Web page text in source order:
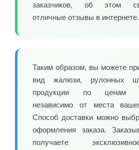
заказчиков, об этом
отличные отзывы в интернете.
Таким образом, вы можете
вид жалюзи, рулонных
продукции по ценам
независимо от места
Способ доставки можно
оформления заказа.
получаете